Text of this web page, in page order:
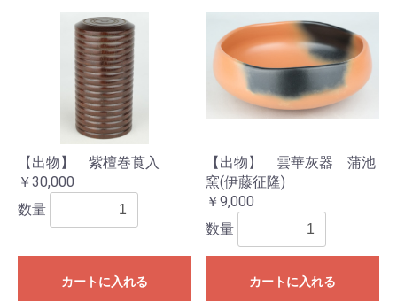
【出物】 紫檀巻莨入
￥30,000
数量
カートに入れる
【出物】 雲華灰器 蒲池
窯(伊藤征隆)
￥9,000
数量
カートに入れる